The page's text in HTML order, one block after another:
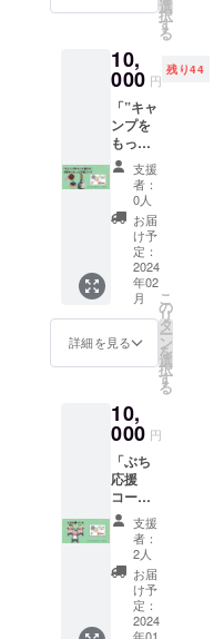
ドリン
付けい
たしま
す。
ホット
サンド
交換券
は、
ホット
サンド
のシン
グルサ
イズの
み交換
出来ま
す。
販売
「ホッ
ムー
ジー」
やホッ
トサン
ドダブ
ルサイ
ズには
使用出
来ませ
ん。 来
店時ポ
スト
カード
カード
に、
キッチ
ンカー
(4's)Ba
seにて
使用で
きる
ホット
サンド
500円値
引き券
と、ソ
フトド
リンク
をお付
けいた
ホット
サンド
500円値
引き券
は、
ホット
サンド1
つ購入
で1枚使
用出来
ます。
セット
販売
１ キャ
ンプの
アイテ
ム（自
在金
具）を
使用し
たお
しゃれ
なキー
リング
（カラ
ビナ付
き）に
なりま
す。 ③
手作り
deブレ
スレッ
ト」×１
キャン
プ・防
災時に
役立
つ！お
しゃれ
なパラ
コード
のブレ
スレッ
方、よ
お願い
しま
す。 ①
お礼
メッ
セージ
入りポ
スト
カード
②(4's)
Baseの
ホット
サンド
購入で
使える
500円値
引きチ
Baseの
スムー
ジー購
入で使
える500
円値引
きチ
ケット
×10 ④
数量限
定販売
スイー
ツ「手
選
択
す
る
10,
000 円
残り44
「”キャ
ンプを
もっと
身近
に”お家
から
もっと
応援
コー
ス」
(4’s)Ba
seを応
援しな
がら、
家で
もっと
プ気分
を味わ
いた
い！と
いう
方、よ
ろしく
お願い
しま
す。 ①
お礼
メッ
セージ
支援
者：
0人
お届
け予
定：
2024
年02
月
詳細を見る
こ
の
リ
タ
ー
ン
を
選
択
す
る
10,
000 円
「ぶち
応援
コー
ス」 も
のはい
らない
けど、
とても
応援し
たい！
支援
者：
2人
お届
け予
定：
2024
年01